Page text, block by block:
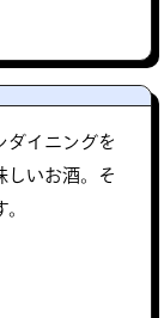
ダイニングを
しいお酒。そ